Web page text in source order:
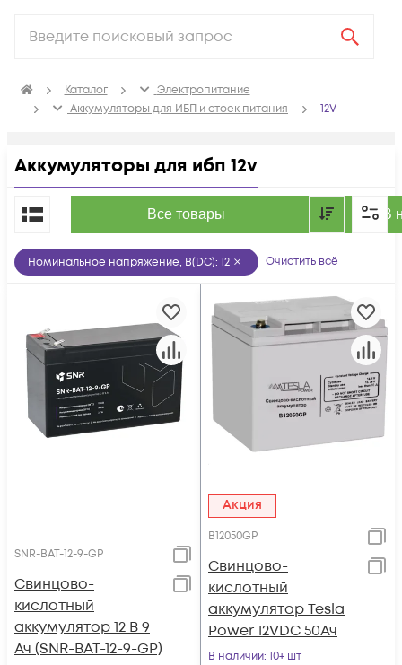
Каталог
Электропитание
Аккумуляторы для ИБП и стоек питания
12V
Аккумуляторы для ибп 12v
Все товары В
По популярности
Номинальное напряжение, В(DC): 12 Очистить всё
SNR-BAT-12-9-GP
Свинцово-
кислотный
аккумулятор 12 В 9
Ач (SNR-BAT-12-9-GP)
Акция
B12050GP
Свинцово-
кислотный
аккумулятор Tesla
Power 12VDC 50Ач
В наличии: 10+ шт